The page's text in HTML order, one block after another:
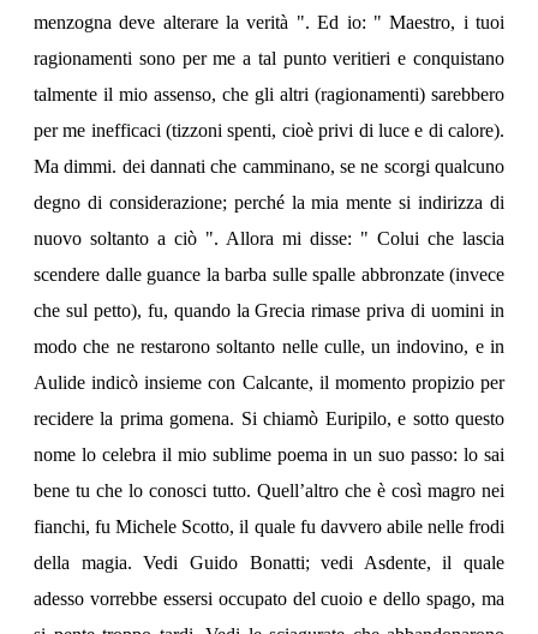
menzogna deve alterare la verità ". Ed io: " Maestro, i tuoi
ragionamenti sono per me a tal punto veritieri e conquistano
talmente il mio assenso, che gli altri (ragionamenti) sarebbero
per me inefficaci (tizzoni spenti, cioè privi di luce e di calore).
Ma dimmi. dei dannati che camminano, se ne scorgi qualcuno
degno di considerazione; perché la mia mente si indirizza di
nuovo soltanto a ciò ". Allora mi disse: " Colui che lascia
scendere dalle guance la barba sulle spalle abbronzate (invece
che sul petto), fu, quando la Grecia rimase priva di uomini in
modo che ne restarono soltanto nelle culle, un indovino, e in
Aulide indicò insieme con Calcante, il momento propizio per
recidere la prima gomena. Si chiamò Euripilo, e sotto questo
nome lo celebra il mio sublime poema in un suo passo: lo sai
bene tu che lo conosci tutto. Quell’altro che è così magro nei
fianchi, fu Michele Scotto, il quale fu davvero abile nelle frodi
della magia. Vedi Guido Bonatti; vedi Asdente, il quale
adesso vorrebbe essersi occupato del cuoio e dello spago, ma